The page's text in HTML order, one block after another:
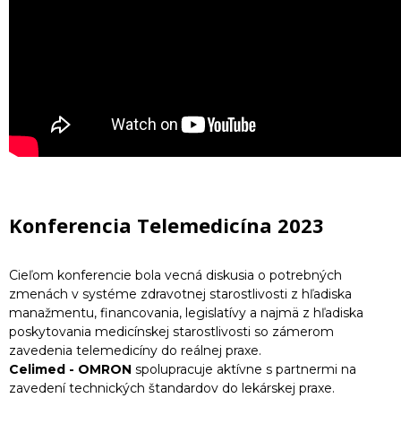
Konferencia Telemedicína 2023
Cieľom konferencie bola vecná diskusia o potrebných
zmenách v systéme zdravotnej starostlivosti z hľadiska
manažmentu, financovania, legislatívy a najmä z hľadiska
poskytovania medicínskej starostlivosti so zámerom
zavedenia telemedicíny do reálnej praxe.
Celimed - OMRON spolupracuje aktívne s partnermi na
zavedení technických štandardov do lekárskej praxe.